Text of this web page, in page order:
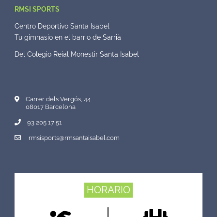
RMSI SPORTS
Centro Deportivo Santa Isabel
Tu gimnasio en el barrio de Sarrià
Del Colegio Reial Monestir Santa Isabel
Carrer dels Vergós, 44
08017 Barcelona
93 205 17 51
rmsisports@rmsantaisabel.com
HORARIO